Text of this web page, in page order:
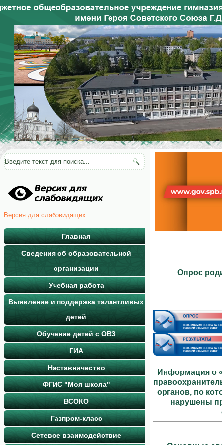
Версия для слабовидящих
Главная
Сведения об образовательной
организации
Учебная работа
Выявление и поддержка талантливых
детей
Обучение детей с ОВЗ
ГИА
Наставничество
ФГИС "Моя школа"
ВСОКО
Газпром-класс
Сетевое взаимодействие
Опрос
Информация о
органов, по
нарушены